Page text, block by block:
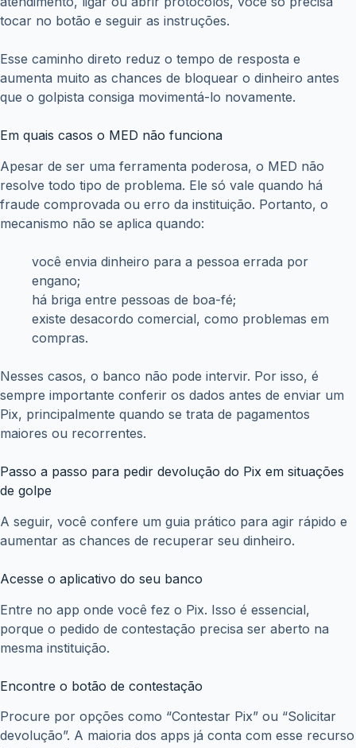
tocar no botão e seguir as instruções.
Esse caminho direto reduz o tempo de resposta e
aumenta muito as chances de bloquear o dinheiro antes
que o golpista consiga movimentá-lo novamente.
Em quais casos o MED não funciona
Apesar de ser uma ferramenta poderosa, o MED não
resolve todo tipo de problema. Ele só vale quando há
fraude comprovada ou erro da instituição. Portanto, o
mecanismo não se aplica quando:
você envia dinheiro para a pessoa errada por
engano;
há briga entre pessoas de boa-fé;
existe desacordo comercial, como problemas em
compras.
Nesses casos, o banco não pode intervir. Por isso, é
sempre importante conferir os dados antes de enviar um
Pix, principalmente quando se trata de pagamentos
maiores ou recorrentes.
Passo a passo para pedir devolução do Pix em situações
de golpe
A seguir, você confere um guia prático para agir rápido e
aumentar as chances de recuperar seu dinheiro.
Acesse o aplicativo do seu banco
Entre no app onde você fez o Pix. Isso é essencial,
porque o pedido de contestação precisa ser aberto na
mesma instituição.
Encontre o botão de contestação
Procure por opções como “Contestar Pix” ou “Solicitar
devolução”. A maioria dos apps já conta com esse recurso